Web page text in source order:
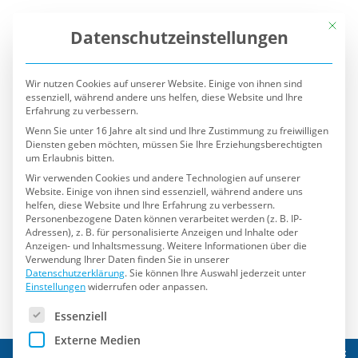
Mit
Datenschutzeinstellungen
Wir nutzen Cookies auf unserer Website. Einige von ihnen sind
essenziell, während andere uns helfen, diese Website und Ihre
Erfahrung zu verbessern.
Wenn Sie unter 16 Jahre alt sind und Ihre Zustimmung zu freiwilligen
Diensten geben möchten, müssen Sie Ihre Erziehungsberechtigten
um Erlaubnis bitten.
Wir verwenden Cookies und andere Technologien auf unserer
Website. Einige von ihnen sind essenziell, während andere uns
helfen, diese Website und Ihre Erfahrung zu verbessern.
Personenbezogene Daten können verarbeitet werden (z. B. IP-
Adressen), z. B. für personalisierte Anzeigen und Inhalte oder
Anzeigen- und Inhaltsmessung.Weitere Informationen über die
Verwendung Ihrer Daten finden Sie in unserer
Datenschutzerklärung.Sie können Ihre Auswahl jederzeit unter
Einstellungenwiderrufen oder anpassen.
Es folgt eine Liste der Service-Gruppen, für die eine
Essenziell
Externe Medien